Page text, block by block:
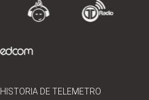
HISTORIA DE TELEMETRO